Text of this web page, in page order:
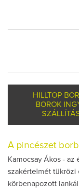
HILLTOP
BOROK
A pincészet
Kamocsay Ákos - az
szakértelmét tükrözi
körbenapozott